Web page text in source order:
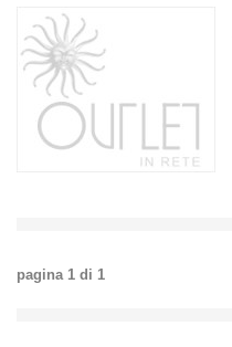
pagina 1 di 1